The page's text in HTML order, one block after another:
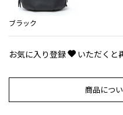
ブラック
お気に入り登録 いただくと
商品につ